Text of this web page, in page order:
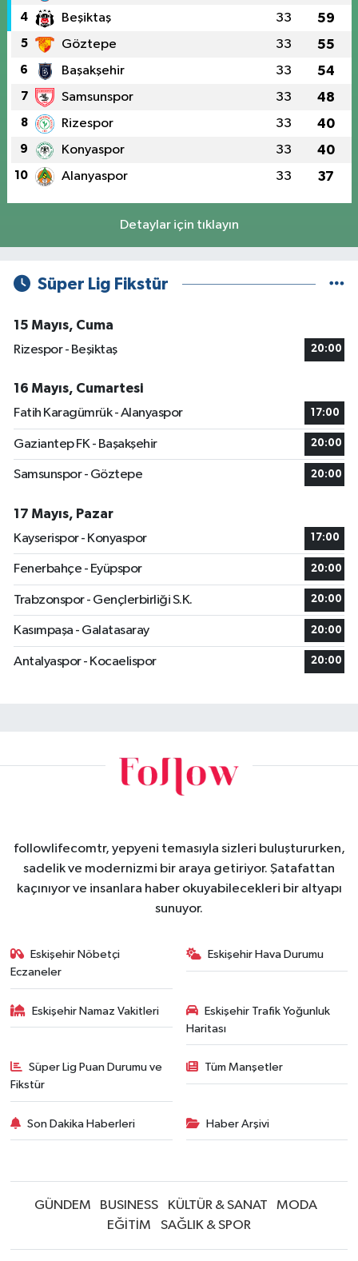
4 Beşiktaş 33 59
5 Göztepe 33 55
6 Başakşehir 33 54
7 Samsunspor 33 48
8 Rizespor 33 40
9 Konyaspor 33 40
10 Alanyaspor 33 37
Detaylar için tıklayın
Süper Lig Fikstür
15 Mayıs, Cuma
Rizespor - Beşiktaş
20:00
16 Mayıs, Cumartesi
Fatih Karagümrük - Alanyaspor
17:00
Gaziantep FK - Başakşehir 20:00
Samsunspor - Göztepe 20:00
17 Mayıs, Pazar
Kayserispor - Konyaspor
17:00
Fenerbahçe - Eyüpspor 20:00
Trabzonspor - Gençlerbirliği S.K. 20:00
Kasımpaşa - Galatasaray 20:00
Antalyaspor - Kocaelispor 20:00
followlifecomtr, yepyeni temasıyla sizleri buluştururken,
sadelik ve modernizmi bir araya getiriyor. Şatafattan
kaçınıyor ve insanlara haber okuyabilecekleri bir altyapı
sunuyor.
Eskişehir Nöbetçi
Eczaneler
Eskişehir Hava Durumu
Eskişehir Namaz Vakitleri
Eskişehir Trafik Yoğunluk
Haritası
Süper Lig Puan Durumu ve
Fikstür
Tüm Manşetler
Son Dakika Haberleri Haber Arşivi
GÜNDEM BUSINESS KÜLTÜR & SANAT
MODA
EĞİTİM
SAĞLIK & SPOR